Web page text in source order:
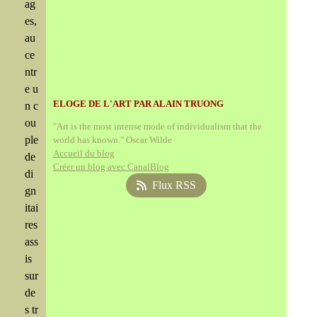
ag
es,
au
ce
ntr
e u
n c
ou
ple
de
di
gn
itai
res
ass
is
sur
de
s tr
ELOGE DE L'ART PAR ALAIN TRUONG
"Art is the most intense mode of individualism that the
world has known." Oscar Wilde
Accueil du blog
Créer un blog avec CanalBlog
Flux RSS